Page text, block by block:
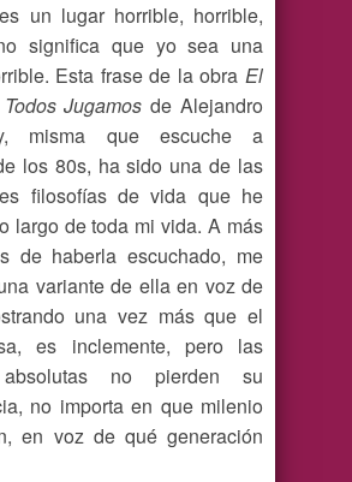
un lugar horrible, horrible,
significa que yo sea una
Esta frase de la obra El
Jugamosde Alejandro
misma que escuche a
los 80s, ha sido una de las
filosofías de vida que he
largo de toda mi vida. A más
de haberla escuchado, me
variante de ella en voz de
una vez más que el
es inclemente, pero las
absolutas no pierden su
no importa en que milenio
en voz de qué generación